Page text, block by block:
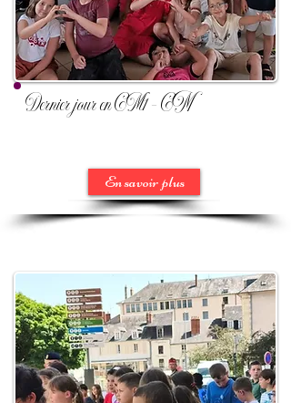
Dernier jour en CM1 - CM2
En savoir plus